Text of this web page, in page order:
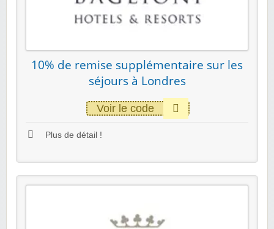
10% de remise supplémentaire sur les
séjours à Londres
Voir le code
Plus de détail !